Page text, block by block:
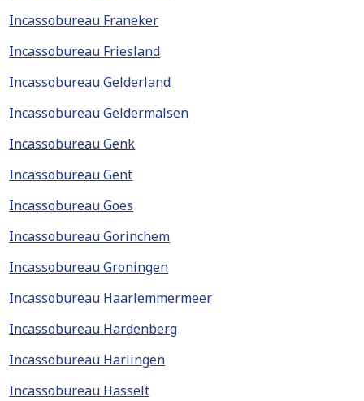
Incassobureau Franeker
Incassobureau Friesland
Incassobureau Gelderland
Incassobureau Geldermalsen
Incassobureau Genk
Incassobureau Gent
Incassobureau Goes
Incassobureau Gorinchem
Incassobureau Groningen
Incassobureau Haarlemmermeer
Incassobureau Hardenberg
Incassobureau Harlingen
Incassobureau Hasselt